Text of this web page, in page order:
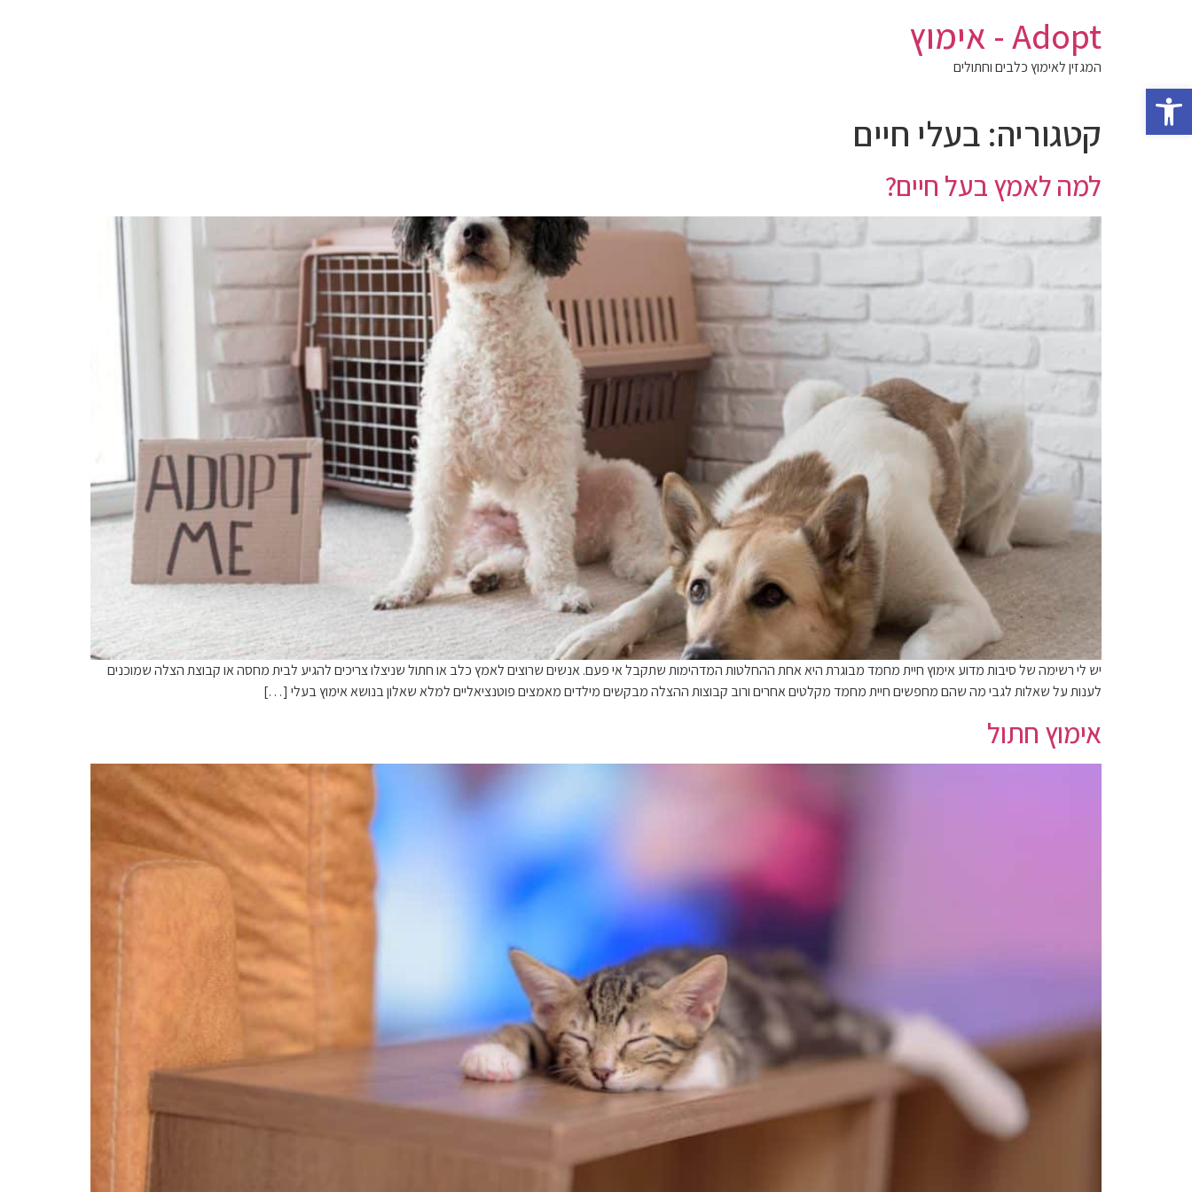
פתח סרגל נגישות
Adopt - אימוץ
המגזין לאימוץ כלבים וחתולים
קטגוריה: בעלי חיים
למה לאמץ בעל חיים?
יש לי רשימה של סיבות מדוע אימוץ חיית מחמד מבוגרת היא אחת ההחלטות המדהימות שתקבל אי פעם. אנשים שרוצים לאמץ כלב או חתול שניצלו צריכים להגיע לבית מחסה או קבוצת הצלה שמוכנים
לענות על שאלות לגבי מה שהם מחפשים חיית מחמד מקלטים אחרים ורוב קבוצות ההצלה מבקשים מילדים מאמצים פוטנציאליים למלא שאלון בנושא אימוץ בעלי […]
אימוץ חתול